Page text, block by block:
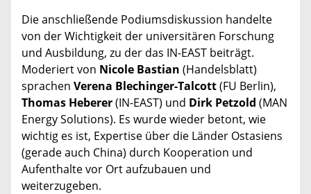
Die anschließende Podiumsdiskussion handelte
von der Wichtigkeit der universitären Forschung
und Ausbildung, zu der das IN-EAST beiträgt.
Moderiert von Nicole Bastian (Handelsblatt)
sprachen Verena Blechinger-Talcott(FU Berlin),
Thomas Heberer(IN-EAST) und Dirk Petzold (MAN
Energy Solutions). Es wurde wieder betont, wie
wichtig es ist, Expertise über die Länder Ostasiens
(gerade auch China) durch Kooperation und
Aufenthalte vor Ort aufzubauen und
weiterzugeben.